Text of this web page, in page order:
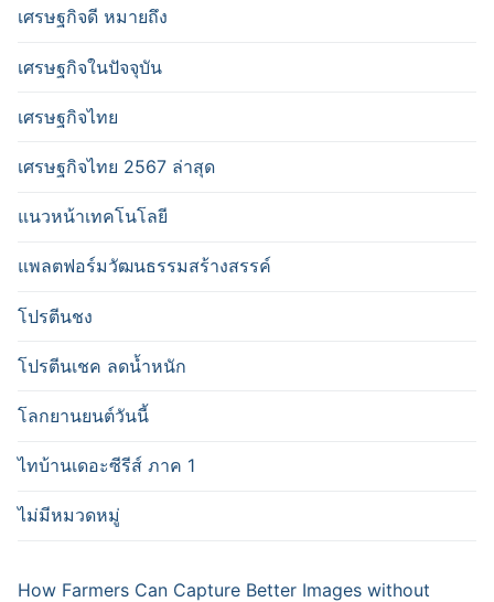
เศรษฐกิจดี หมายถึง
เศรษฐกิจในปัจจุบัน
เศรษฐกิจไทย
เศรษฐกิจไทย 2567 ล่าสุด
แนวหน้าเทคโนโลยี
แพลตฟอร์มวัฒนธรรมสร้างสรรค์
โปรตีนชง
โปรตีนเชค ลดน้ำหนัก
โลกยานยนต์วันนี้
ไทบ้านเดอะซีรีส์ ภาค 1
ไม่มีหมวดหมู่
How Farmers Can Capture Better Images without